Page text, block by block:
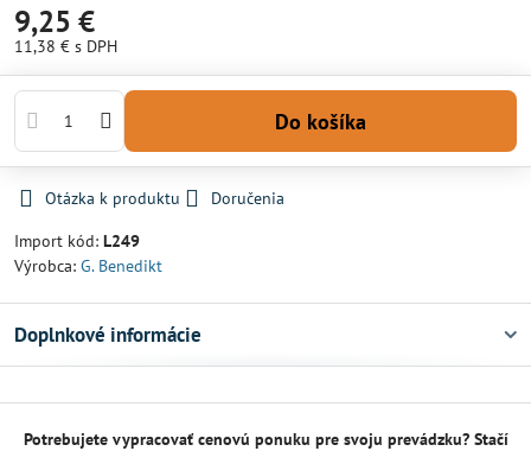
9,25 €
11,38 € s DPH
Do košíka
Otázka k produktu
Doručenia
Import kód: L249
Výrobca: G. Benedikt
Doplnkové informácie
Potrebujete vypracovať cenovú ponuku pre svoju prevádzku? Stačí